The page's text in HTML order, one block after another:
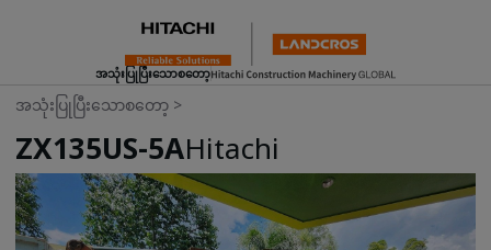
အသုံးပြုပြီးသောစတော့
အသုံးပြုပြီးသောစတော့ >
ZX135US-5AHitachi
Photos & Videos